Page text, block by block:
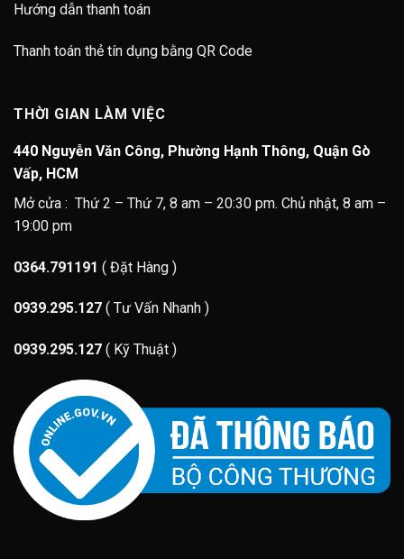
Hướng dẫn thanh toán
Thanh toán thẻ tín dụng bằng QR Code
THỜI GIAN LÀM VIỆC
440 Nguyễn Văn Công, Phường Hạnh Thông, Quận Gò
Vấp, HCM
Mở cửa : Thứ 2 – Thứ 7, 8 am – 20:30 pm. Chủ nhật, 8 am –
19:00 pm
0364.791191 ( Đặt Hàng )
0939.295.127 ( Tư Vấn Nhanh )
0939.295.127 ( Kỹ Thuật )